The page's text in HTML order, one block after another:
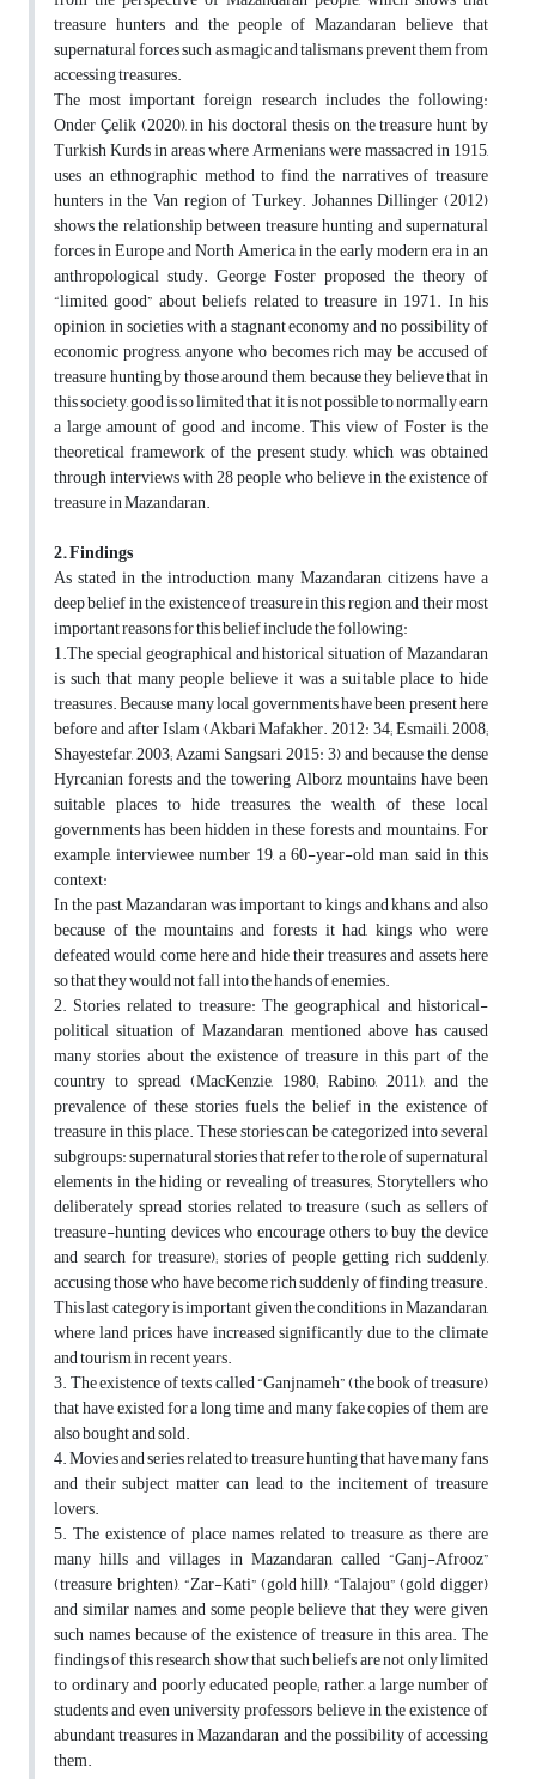
treasure hunters and the people of Mazandaran believe that
supernatural forces such as magic and talismans prevent them from
accessing treasures.
The most important foreign research includes the following:
Onder Çelik (2020), in his doctoral thesis on the treasure hunt by
Turkish Kurds in areas where Armenians were massacred in 1915,
uses an ethnographic method to find the narratives of treasure
hunters in the Van region of Turkey. Johannes Dillinger (2012)
shows the relationship between treasure hunting and supernatural
forces in Europe and North America in the early modern era in an
anthropological study. George Foster proposed the theory of
“limited good” about beliefs related to treasure in 1971. In his
opinion, in societies with a stagnant economy and no possibility of
economic progress, anyone who becomes rich may be accused of
treasure hunting by those around them, because they believe that in
this society, good is so limited that it is not possible to normally earn
a large amount of good and income. This view of Foster is the
theoretical framework of the present study, which was obtained
through interviews with 28 people who believe in the existence of
treasure in Mazandaran.
2. Findings
As stated in the introduction, many Mazandaran citizens have a
deep belief in the existence of treasure in this region, and their most
important reasons for this belief include the following:
1.The special geographical and historical situation of Mazandaran
is such that many people believe it was a suitable place to hide
treasures. Because many local governments have been present here
before and after Islam (Akbari Mafakher. 2012: 34; Esmaili, 2008;
Shayestefar, 2003; Azami Sangsari, 2015: 3) and because the dense
Hyrcanian forests and the towering Alborz mountains have been
suitable places to hide treasures, the wealth of these local
governments has been hidden in these forests and mountains. For
example, interviewee number 19, a 60-year-old man, said in this
context:
In the past, Mazandaran was important to kings and khans, and also
because of the mountains and forests it had, kings who were
defeated would come here and hide their treasures and assets here
so that they would not fall into the hands of enemies.
2. Stories related to treasure: The geographical and historical-
political situation of Mazandaran mentioned above has caused
many stories about the existence of treasure in this part of the
country to spread (MacKenzie, 1980; Rabino, 2011), and the
prevalence of these stories fuels the belief in the existence of
treasure in this place. These stories can be categorized into several
subgroups: supernatural stories that refer to the role of supernatural
elements in the hiding or revealing of treasures; Storytellers who
deliberately spread stories related to treasure (such as sellers of
treasure-hunting devices who encourage others to buy the device
and search for treasure); stories of people getting rich suddenly,
accusing those who have become rich suddenly of finding treasure.
This last category is important given the conditions in Mazandaran,
where land prices have increased significantly due to the climate
and tourism in recent years.
3. The existence of texts called “Ganjnameh” (the book of treasure)
that have existed for a long time and many fake copies of them are
also bought and sold.
4. Movies and series related to treasure hunting that have many fans
and their subject matter can lead to the incitement of treasure
lovers.
5. The existence of place names related to treasure, as there are
many hills and villages in Mazandaran called “Ganj-Afrooz”
(treasure brighten), “Zar-Kati” (gold hill), “Talajou” (gold digger)
and similar names, and some people believe that they were given
such names because of the existence of treasure in this area. The
findings of this research show that such beliefs are not only limited
to ordinary and poorly educated people; rather, a large number of
students and even university professors believe in the existence of
abundant treasures in Mazandaran and the possibility of accessing
them.